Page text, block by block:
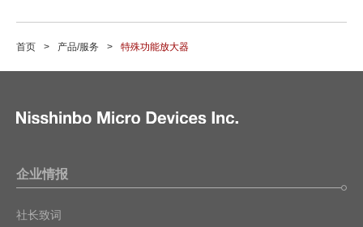
特殊功能放大器
AFE (模拟前端) / 数据转换器
首页 产品/服务 特殊功能放大器
企业情报
社长致词